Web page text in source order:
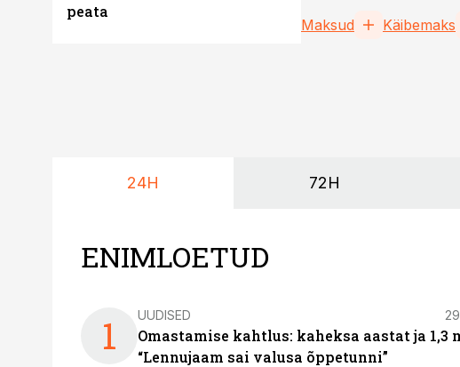
Maksud Käibemaks
peata
24H 72H
ENIMLOETUD
1 UUDISED
Omastamise kahtlus: kaheksa aastat ja 1,3
“Lennujaam sai valusa õppetunni”